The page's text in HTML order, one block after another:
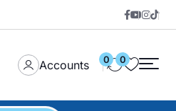
Accounts 0 0